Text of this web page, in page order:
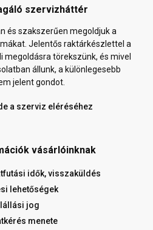
szervizháttér
és szakszerűen megoldjuk a
Jelentős raktárkészlettel a
törekszünk, és mivel
állunk, a különlegesebb
jelent gondot.
a szerviz eléréséhez
vásárlóinknak
idők, visszaküldés
lehetőségek
jog
menete